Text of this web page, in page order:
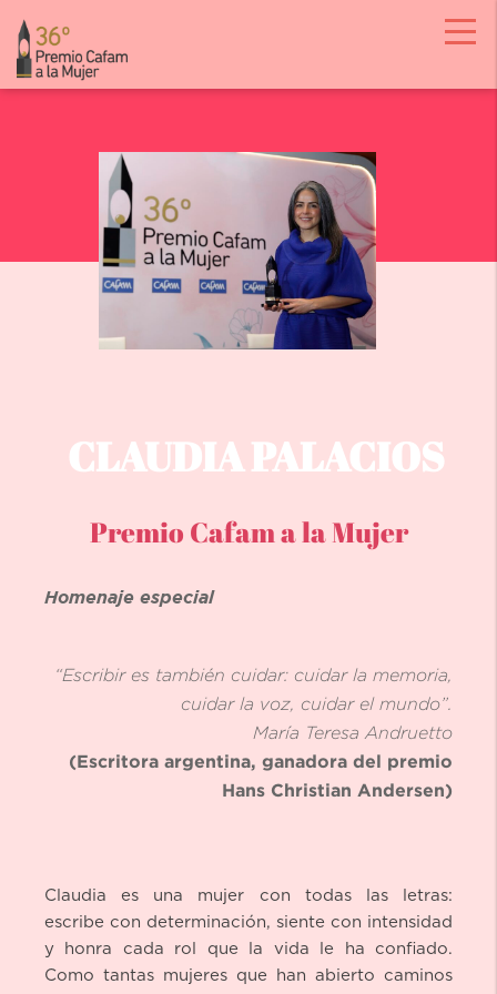
CLAUDIA PALACIOS
Premio Cafam a la Mujer
Homenaje especial
“Escribir es también cuidar: cuidar la memoria,
cuidar la voz, cuidar el mundo”.
María Teresa Andruetto
(Escritora argentina, ganadora del premio
Hans Christian Andersen)
Claudia es una mujer con todas las letras:
escribe con determinación, siente con intensidad
y honra cada rol que la vida le ha confiado.
Como tantas mujeres que han abierto caminos